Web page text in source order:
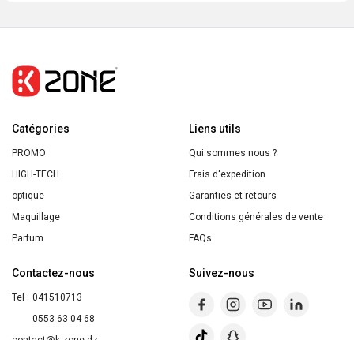
Abricot
Roi
Ultra
Doux
250ml
Catégories
PROMO
HIGH-TECH
optique
Maquillage
Parfum
Liens utils
Qui sommes nous ?
Frais d'expedition
Garanties et retours
Conditions générales de vente
FAQs
Contactez-nous
Tel : 041510713
0553 63 04 68
Suivez-nous